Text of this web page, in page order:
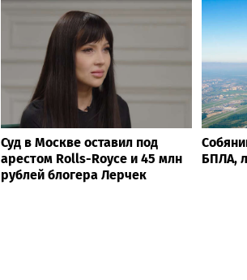
Суд в Москве оставил под
арестом Rolls-Royce и 45 млн
рублей блогера Лерчек
БПЛА,